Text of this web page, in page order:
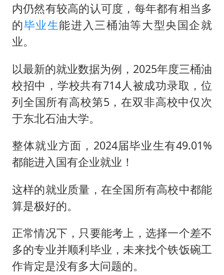
内仍然有较高的认可度，每年都有相当多
的毕业生能进入三桶油等大型央国企就
业。
以最新的就业数据为例，2025年度三桶油
校招中，学校共有714人被成功录取，位
列全国所有高校第5，在双非高校中仅次
于东北石油大学。
整体就业方面，2024届毕业生有49.01%
都能进入国有企业就业！
这样的就业质量，在全国所有高校中都能
算是极好的。
正常情况下，只要能考上，选择一个差不
多的专业并顺利毕业，未来找个铁饭碗工
作肯定是没有多大问题的。